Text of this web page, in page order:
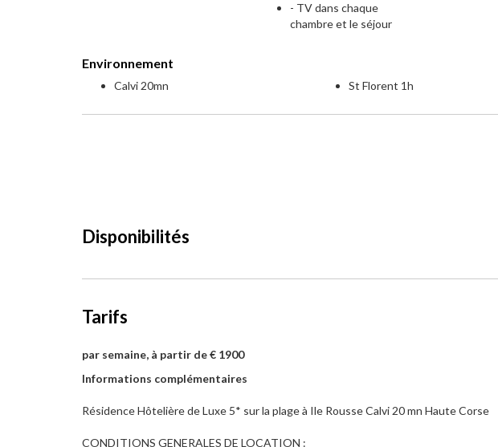
- TV dans chaque
chambre et le séjour
Environnement
Calvi 20mn St Florent 1h
Disponibilités
Tarifs
par semaine, à partir de € 1900
Informations complémentaires
Résidence Hôtelière de Luxe 5* sur la plage à Ile Rousse Calvi 20 mn Haute Corse
CONDITIONS GENERALES DE LOCATION :